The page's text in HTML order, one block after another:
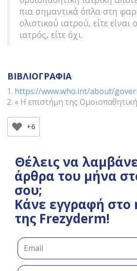
πια σημαντικά όπλα στη
ολιστικού ιατρού, είτε είναι
ιατρός, είτε όχι.
ΒΙΒΛΙΟΓΡΑΦΙΑ
https://www.who.int/about/
« Η επιστήμη της
+6
Θέλεις να
άρθρα του μήνα
inbox σου;
Κάνε εγγραφή
newsletter της